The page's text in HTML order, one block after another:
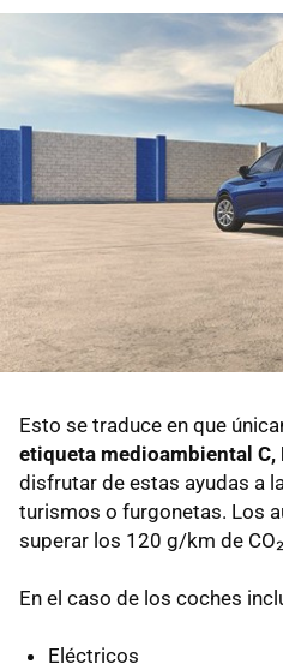
Esto se traduce en que
etiqueta medioambiental C,
disfrutar de estas ayudas a
turismos o furgonetas. Los
superar los 120 g/km de
En el caso de los coches
Eléctricos